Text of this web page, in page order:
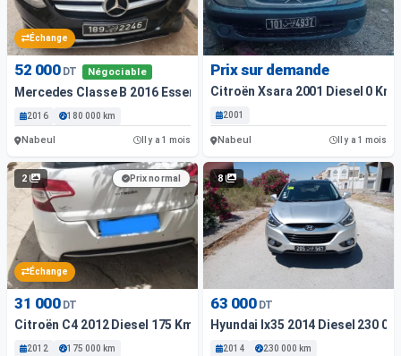
Échange
52 000 DT Négociable
Mercedes Classe B 2016 Essence Nabeul
2016 180 000 km
Nabeul Il y a 1 mois
Prix sur demande
Citroën Xsara 2001 Diesel 0 Km
2001
Nabeul Il y a 1 mois
2
Échange
Prix normal
31 000 DT
Citroën C4 2012 Diesel 175 Km Nabeul
2012 175 000 km
8
63 000 DT
Hyundai Ix35 2014 Diesel 230
2014 230 000 km